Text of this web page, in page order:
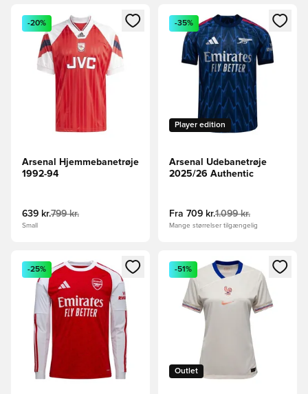
Åbner en Modal til at logge ind eller tilmelde dig som
-20%
Arsenal Hjemmebanetrøje
1992-94
639 kr.799 kr.
Small
Åbner en Modal til at logge
Player edition
-35%
Arsenal Udebanetrøje
2025/26 Authentic
Fra 709 kr.1.099 kr.
Mange størrelser tilgængelig
Åbner en Modal til at logge ind eller tilmelde dig som
-25%
Åbner en Modal til at logge
Outlet
-51%